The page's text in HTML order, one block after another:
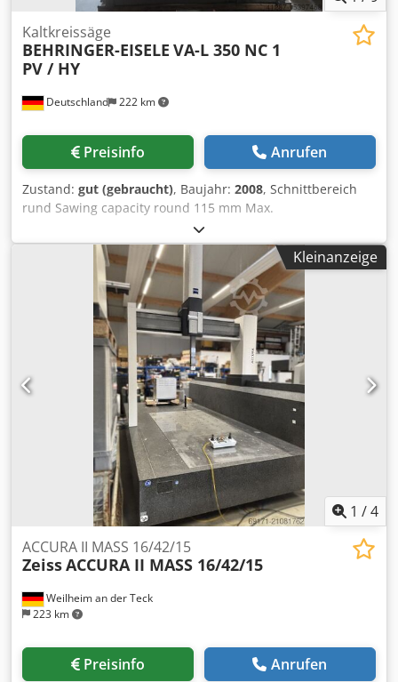
Deutschland 222 km
Kaltkreissäge
BEHRINGER-EISELE VA-L 350 NC 1
PV / HY
Preisinfo Anrufen
Zustand: gut (gebraucht), Baujahr: 2008, Schnittbereich
rund Sawing capacity round 115 mm Max.
Sägeblattdurchmesser Max. saw blade diameter 350 mm
Schnittbereich rechteck Sawing capacity rectangular 200 x
70 mm Schnittbereich quadrat Sawing capacity square 105
x 105 mm Sägeaggregat Sawing unit power 6,5/8 kw
Drehzahl der Sägewelle Speed on sawing shaft 1700/3400
Upm/rpm Maximale Vorschublänge Maximum feed length
9999 mm Dedpfx Amorz Rw Rjvjck Kürzeste Vorschublänge
Shortest feed length 10 mm Gewicht Weight 2300 kg
Ausstattung / equipment: BEHRINGER SPS Steuerung / SPS
Control Micro-Sprüheinrichtung / micro lubrication
Gesteuerte Nullkante Schnittspalterweiterung
Maschinenleuchte / machine light Vertikale
Hauptspannung / vertical main clamping Rücklaufsperre /
non-return-device Absauganlage vorbereitet – (Keller
Absaugeinheit ist nicht Bestandteil der Lieferung)
Rollenbahn Zulauf ca. 5000 mm Marke Eigenbau –roller
conveyor infeed selfmade length 5000 mm
Kleinanzeige
1 /4
Weilheim an der Teck
223 km
ACCURA II MASS 16/42/15
ZeissACCURA II MASS 16/42/15
Preisinfo Anrufen